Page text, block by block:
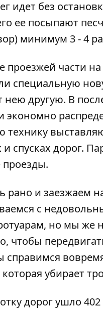
идет без
ее посыпают
минимум 3 - 4
проезжей части
специальную
нею другую. В
спусках дорог.
проезды.
и заезжаем
с
но мы же
чтобы
убирает
дорог ушло